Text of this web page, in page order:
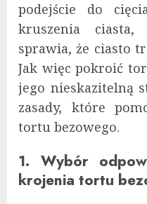
podejście do
kruszenia
sprawia, że ciasto
Jak więc pokroić
jego nieskazitelną
zasady, które
tortu bezowego.
1. Wybór
krojenia tortu